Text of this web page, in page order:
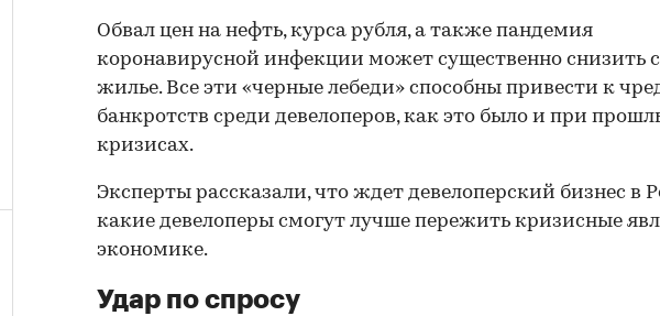
Обвал цен на нефть, курса рубля, а также пандемия
коронавирусной инфекции может существенно снизить
жилье. Все эти «черные лебеди» способны привести к
банкротств среди девелоперов, как это было и при
кризисах.
Эксперты рассказали, что ждет девелоперский бизнес в
какие девелоперы смогут лучше пережить кризисные
экономике.
Удар по спросу